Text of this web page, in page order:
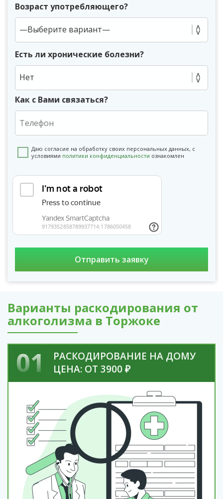
Возраст употребляющего?
Есть ли хронические болезни?
Нет
Как с Вами связаться?
Даю согласие на обработку своих персональных данных, с
условиями политики конфиденциальности ознакомлен
Варианты раскодирования от
алкоголизма в Торжоке
01
РАСКОДИРОВАНИЕ НА ДОМУ
ЦЕНА: ОТ 3900 ₽